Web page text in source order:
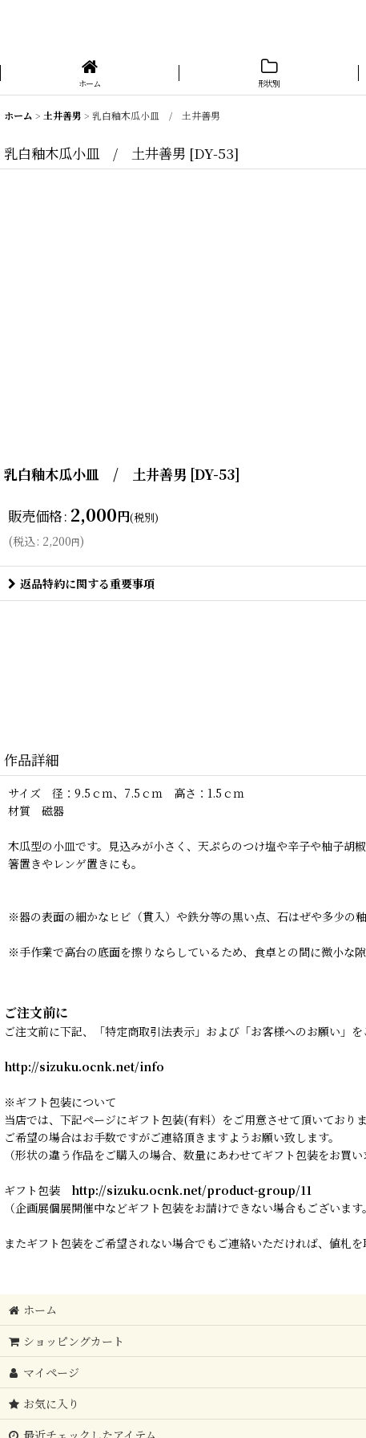
ホーム 形状別
ホーム > 土井善男 > 乳白釉木瓜小皿 / 土井善男
乳白釉木瓜小皿 / 土井善男 [DY-53]
乳白釉木瓜小皿 / 土井善男 [DY-53]
販売価格: 2,000円(税別)
(税込: 2,200円)
返品特約に関する重要事項
作品詳細
サイズ 径：9.5ｃｍ、7.5ｃｍ 高さ：1.5ｃｍ
材質 磁器
木瓜型の小皿です。見込みが小さく、天ぷらのつけ塩や辛子や柚子胡
箸置きやレンゲ置きにも。
※器の表面の細かなヒビ（貫入）や鉄分等の黒い点、石はぜや多少の
※手作業で高台の底面を擦りならしているため、食卓との間に微小な
ご注文前に
ご注文前に下記、「特定商取引法表示」および「お客様へのお願い」
http://sizuku.ocnk.net/info
※ギフト包装について
当店では、下記ページにギフト包装(有料）をご用意させて頂いておりま
ご希望の場合はお手数ですがご連絡頂きますようお願い致します。
（形状の違う作品をご購入の場合、数量にあわせてギフト包装をお買い
ギフト包装 http://sizuku.ocnk.net/product-group/11
（企画展個展開催中などギフト包装をお請けできない場合もございます
またギフト包装をご希望されない場合でもご連絡いただければ、値札
ホーム
ショッピングカート
マイページ
お気に入り